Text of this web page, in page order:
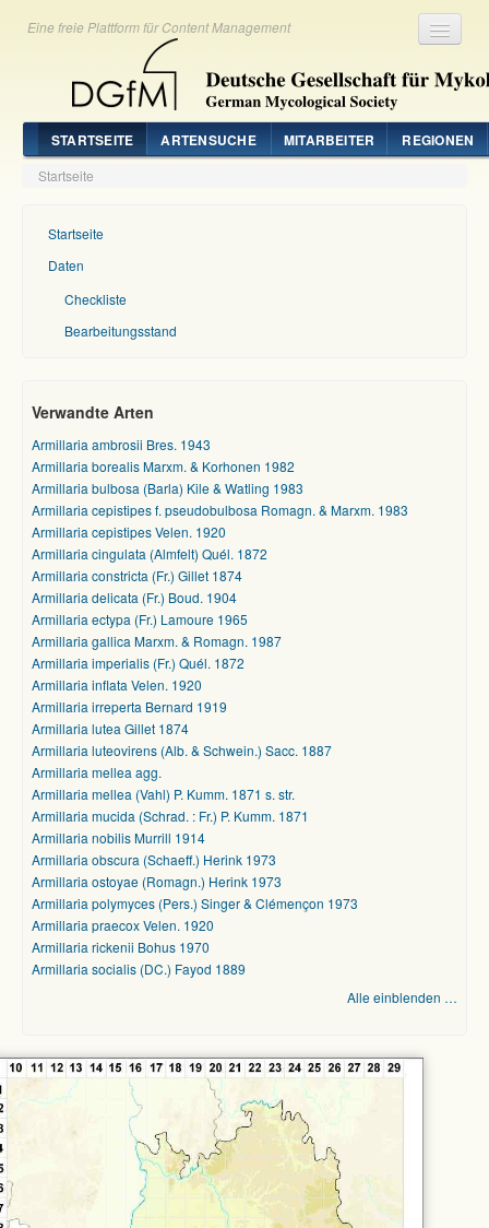
Eine freie Plattform für Content Management
STARTSEITE ARTENSUCHE MITARBEITER REGIONEN
Startseite
Startseite
Daten
Checkliste
Bearbeitungsstand
Verwandte Arten
Armillaria ambrosii Bres. 1943
Armillaria borealis Marxm. & Korhonen 1982
Armillaria bulbosa (Barla) Kile & Watling 1983
Armillaria cepistipes f. pseudobulbosa Romagn. & Marxm. 1983
Armillaria cepistipes Velen. 1920
Armillaria cingulata (Almfelt) Quél. 1872
Armillaria constricta (Fr.) Gillet 1874
Armillaria delicata (Fr.) Boud. 1904
Armillaria ectypa (Fr.) Lamoure 1965
Armillaria gallica Marxm. & Romagn. 1987
Armillaria imperialis (Fr.) Quél. 1872
Armillaria inflata Velen. 1920
Armillaria irreperta Bernard 1919
Armillaria lutea Gillet 1874
Armillaria luteovirens (Alb. & Schwein.) Sacc. 1887
Armillaria mellea agg.
Armillaria mellea (Vahl) P. Kumm. 1871 s. str.
Armillaria mucida (Schrad. : Fr.) P. Kumm. 1871
Armillaria nobilis Murrill 1914
Armillaria obscura (Schaeff.) Herink 1973
Armillaria ostoyae (Romagn.) Herink 1973
Armillaria polymyces (Pers.) Singer & Clémençon 1973
Armillaria praecox Velen. 1920
Armillaria rickenii Bohus 1970
Armillaria socialis (DC.) Fayod 1889
Alle einblenden …